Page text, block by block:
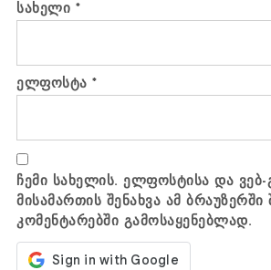
სახელი *
ელფოსტა*
ჩემი სახელის. ელფოსტისა და ვებ-
მისამართის შენახვა ამ ბრაუზერში
კომენტარებში გამოსაყენებლად.